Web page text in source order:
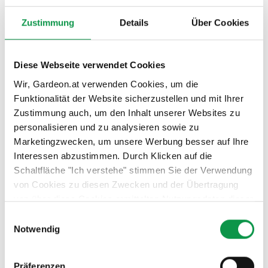
Zustimmung Details Über Cookies
Diese Webseite verwendet Cookies
Wir, Gardeon.at verwenden Cookies, um die
Funktionalität der Website sicherzustellen und mit Ihrer
Zustimmung auch, um den Inhalt unserer Websites zu
personalisieren und zu analysieren sowie zu
Marketingzwecken, um unsere Werbung besser auf Ihre
Interessen abzustimmen. Durch Klicken auf die
Schaltfläche "Ich verstehe" stimmen Sie der Verwendung
von Cookies zu diesen Zwecken und der Übertragung
von über diese Cookies ermittelten Nutzungsdaten dieser
Werbung in sozialen Netzwerken und Werbenetzwerken
auf anderen Websites zu. Diese Zustimmung ist freiwillig
Notwendig